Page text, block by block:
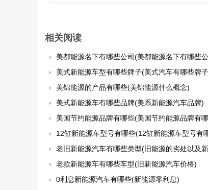
相关阅读
美都能源名下有哪些公司(美都能源名下有哪些
美式新能源车型有哪些牌子(美式汽车有哪些牌
美锦能源的产品有哪些(美锦能源什么概念)
美式新能源车有哪些品牌(美系新能源汽车品牌)
美国节约能源品牌有哪些(美国节约能源品牌有
12缸新能源车型号有哪些(12缸新能源车型号有
老旧新能源汽车有哪些类型(旧能源的劣处以及
老款新能源车有哪些车型(旧新能源汽车价格)
0利息新能源汽车有哪些(新能源零利息)